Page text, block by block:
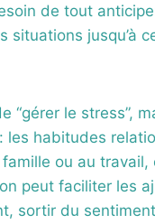
de tout
jusqu’à
“gérer le stress”,
habitudes
ou au
peut faciliter les
sortir du